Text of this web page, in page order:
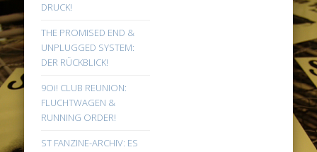
DRUCK!
THE PROMISED END &
UNPLUGGED SYSTEM:
DER RÜCKBLICK!
9Oi! CLUB REUNION:
FLUCHTWAGEN &
RUNNING ORDER!
ST FANZINE-ARCHIV: ES